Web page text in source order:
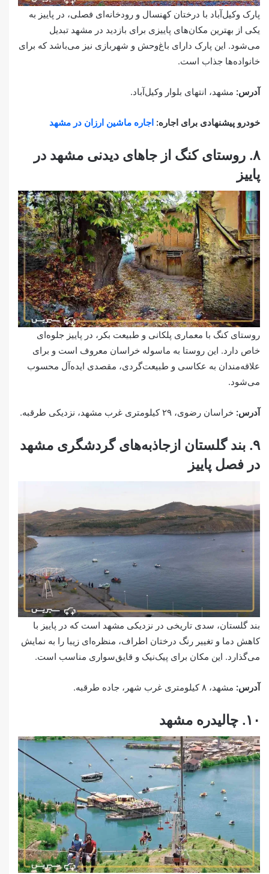
پارک وکیل‌آباد با درختان کهنسال و رودخانه‌ای فصلی، در پاییز به
یکی از بهترین مکان‌های پاییزی برای بازدید در مشهد تبدیل
می‌شود. این پارک دارای باغ‌وحش و شهربازی نیز می‌باشد که برای
خانواده‌ها جذاب است.
آدرس: مشهد، انتهای بلوار وکیل‌آباد.
خودرو پیشنهادی برای اجاره: اجاره ماشین ارزان در مشهد
۸. روستای کنگ از جاهای دیدنی مشهد در
پاییز
روستای کنگ با معماری پلکانی و طبیعت بکر، در پاییز جلوه‌ای
خاص دارد. این روستا به ماسوله خراسان معروف است و برای
علاقه‌مندان به عکاسی و طبیعت‌گردی، مقصدی ایده‌آل محسوب
می‌شود.
آدرس: خراسان رضوی، ۲۹ کیلومتری غرب مشهد، نزدیکی طرقبه.
۹. بند گلستان ازجاذبه‌های گردشگری مشهد
در فصل پاییز
بند گلستان، سدی تاریخی در نزدیکی مشهد است که در پاییز با
کاهش دما و تغییر رنگ درختان اطراف، منظره‌ای زیبا را به نمایش
می‌گذارد. این مکان برای پیک‌نیک و قایق‌سواری مناسب است.
آدرس: مشهد، ۸ کیلومتری غرب شهر، جاده طرقبه.
۱۰. چالیدره مشهد